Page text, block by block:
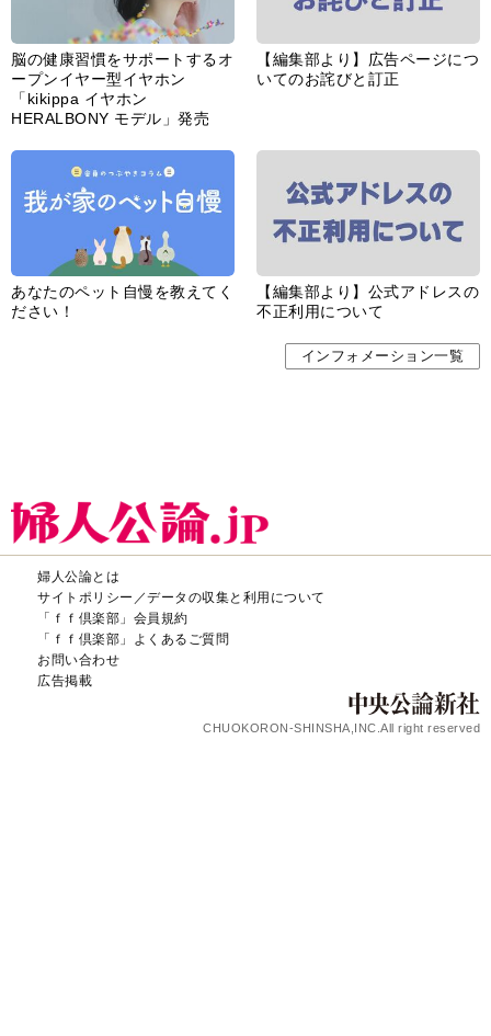
脳の健康習慣をサポートするオ
ープンイヤー型イヤホン
「kikippa イヤホン
HERALBONY モデル」発売
【編集部より】広告ページにつ
いてのお詫びと訂正
あなたのペット自慢を教えてく
ださい！
【編集部より】公式アドレスの
不正利用について
インフォメーション一覧
婦人公論とは
サイトポリシー／データの収集と利用について
「ｆｆ倶楽部」会員規約
「ｆｆ倶楽部」よくあるご質問
お問い合わせ
広告掲載
CHUOKORON-SHINSHA,INC.All right reserved